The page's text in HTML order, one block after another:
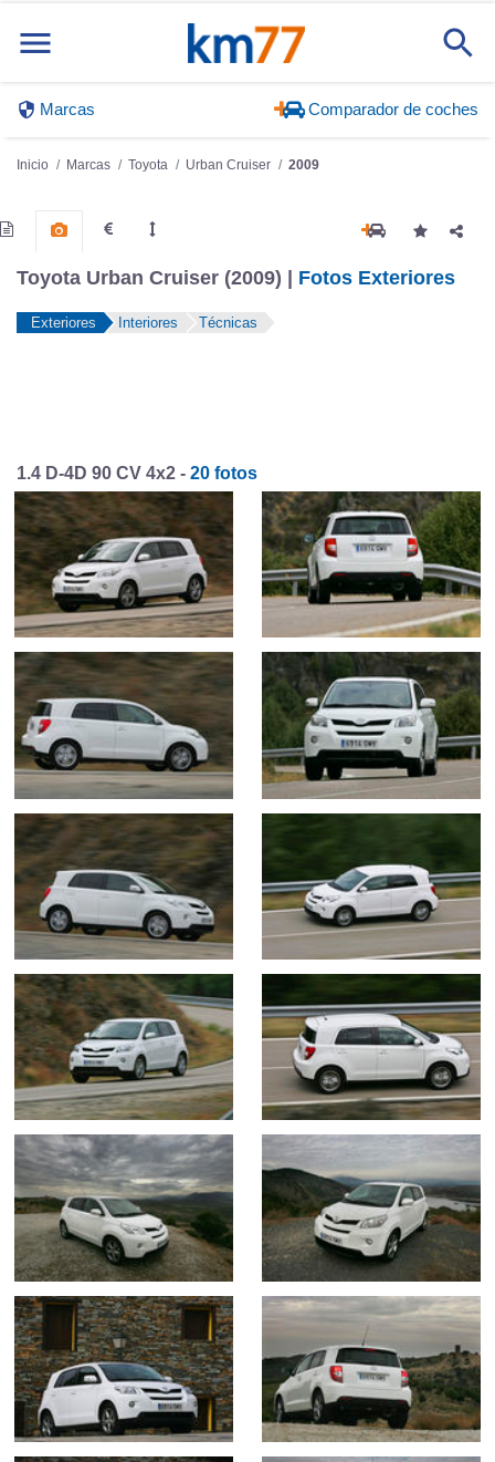
Marcas Comparador de coches
Inicio Marcas Toyota Urban Cruiser 2009
Toyota Urban Cruiser (2009) | Fotos Exteriores
Exteriores Interiores Técnicas
1.4 D-4D 90 CV 4x2 - 20 fotos